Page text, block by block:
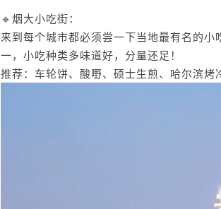
🔹烟大小吃街：
来到每个城市都必须尝一下当地最有名的
一，小吃种类多味道好，分量还足！
推荐：车轮饼、酸嘢、硕士生煎、哈尔滨烤